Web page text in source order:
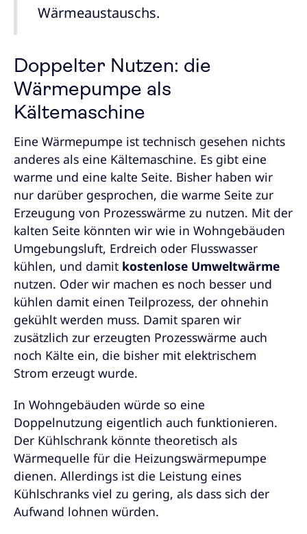
Wärmeaustauschs.
Doppelter Nutzen: die
Wärmepumpe als
Kältemaschine
Eine Wärmepumpe ist technisch gesehen nichts
anderes als eine Kältemaschine. Es gibt eine
warme und eine kalte Seite. Bisher haben wir
nur darüber gesprochen, die warme Seite zur
Erzeugung von Prozesswärme zu nutzen. Mit der
kalten Seite könnten wir wie in Wohngebäuden
Umgebungsluft, Erdreich oder Flusswasser
kühlen, und damit kostenlose Umweltwärme
nutzen. Oder wir machen es noch besser und
kühlen damit einen Teilprozess, der ohnehin
gekühlt werden muss. Damit sparen wir
zusätzlich zur erzeugten Prozesswärme auch
noch Kälte ein, die bisher mit elektrischem
Strom erzeugt wurde.
In Wohngebäuden würde so eine
Doppelnutzung eigentlich auch funktionieren.
Der Kühlschrank könnte theoretisch als
Wärmequelle für die Heizungswärmepumpe
dienen. Allerdings ist die Leistung eines
Kühlschranks viel zu gering, als dass sich der
Aufwand lohnen würden.